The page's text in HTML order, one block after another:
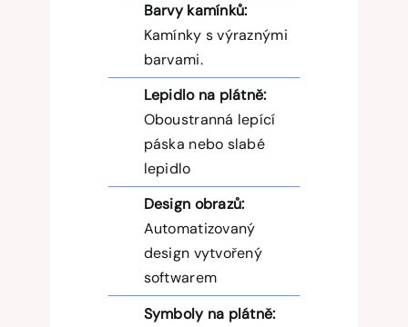
Barvy kamínků:
Kamínky s výraznými
barvami.
Lepidlo na plátně:
Oboustranná lepící
páska nebo slabé
lepidlo
Design obrazů:
Automatizovaný
design vytvořený
softwarem
Symboly na plátně: